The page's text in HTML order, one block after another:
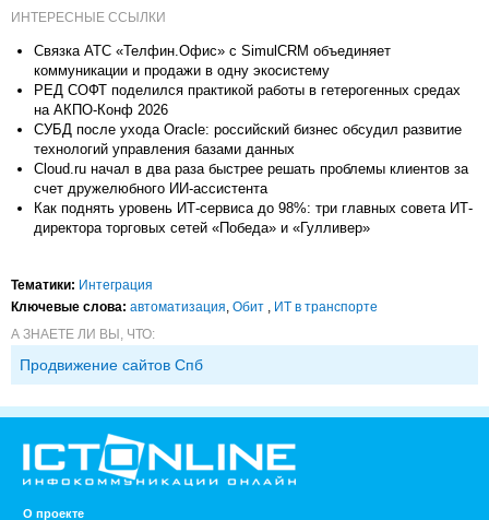
ИНТЕРЕСНЫЕ ССЫЛКИ
Связка АТС «Телфин.Офис» с SimulCRM объединяет
коммуникации и продажи в одну экосистему
РЕД СОФТ поделился практикой работы в гетерогенных средах
на АКПО-Конф 2026
СУБД после ухода Oracle: российский бизнес обсудил развитие
технологий управления базами данных
Cloud.ru начал в два раза быстрее решать проблемы клиентов за
счет дружелюбного ИИ-ассистента
Как поднять уровень ИТ-сервиса до 98%: три главных совета ИТ-
директора торговых сетей «Победа» и «Гулливер»
Тематики: Интеграция
Ключевые слова: автоматизация, Обит , ИТ в транспорте
А ЗНАЕТЕ ЛИ ВЫ, ЧТО:
Продвижение сайтов Спб
О проекте